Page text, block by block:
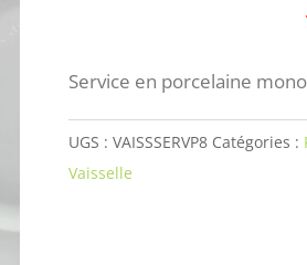
Service en porcelaine
UGS : VAISSSERVP8 Catégories :
Vaisselle